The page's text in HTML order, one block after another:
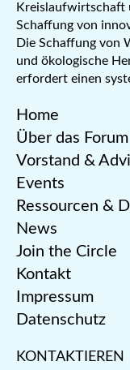
Kreislaufwirtschaft
Schaffung von
Die Schaffung von
und ökologische
erfordert einen
Home
Über das Forum
Vorstand &
Events
Ressourcen &
News
Join the Circle
Kontakt
Impressum
Datenschutz
KONTAKTIEREN